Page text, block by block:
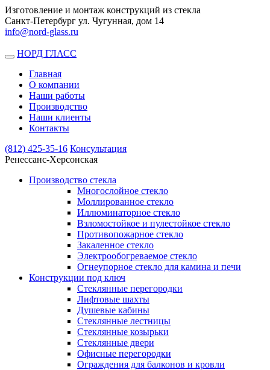
Изготовление и монтаж конструкций из стекла
Санкт-Петербург ул. Чугунная, дом 14
info@nord-glass.ru
Toggle
navigation
НОРД ГЛАСС
Главная
О компании
Наши работы
Производство
Наши клиенты
Контакты
(812) 425-35-16 Консультация
Ренессанс-Херсонская
Производство стекла
Многослойное стекло
Моллированное стекло
Иллюминаторное стекло
Взломостойкое и пулестойкое стекло
Противопожарное стекло
Закаленное стекло
Электрообогреваемое стекло
Огнеупорное стекло для камина и печи
Конструкции под ключ
Стеклянные перегородки
Лифтовые шахты
Душевые кабины
Cтеклянные лестницы
Cтеклянные козырьки
Cтеклянные двери
Офисные перегородки
Ограждения для балконов и кровли